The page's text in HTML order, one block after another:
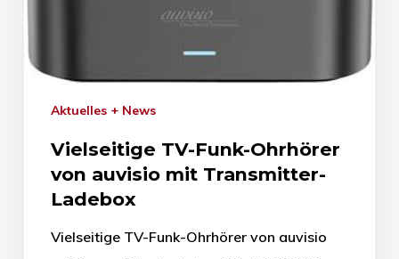
Aktuelles + News
Vielseitige TV-Funk-Ohrhörer
von auvisio mit Transmitter-
Ladebox
Vielseitige TV-Funk-Ohrhörer von auvisio